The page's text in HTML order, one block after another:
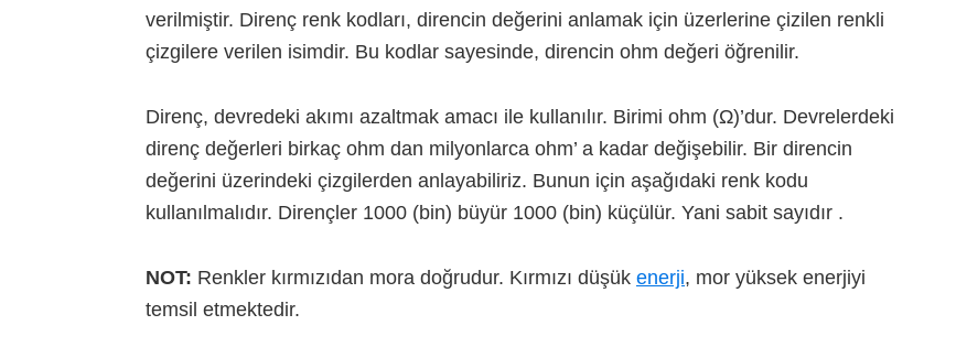
verilmiştir. Direnç renk kodları, direncin değerini anlamak için üzerlerine çizilen renkli
çizgilere verilen isimdir. Bu kodlar sayesinde, direncin ohm değeri öğrenilir.
Direnç, devredeki akımı azaltmak amacı ile kullanılır. Birimi ohm (Ω)’dur. Devrelerdeki
direnç değerleri birkaç ohm dan milyonlarca ohm’ a kadar değişebilir. Bir direncin
değerini üzerindeki çizgilerden anlayabiliriz. Bunun için aşağıdaki renk kodu
kullanılmalıdır. Dirençler 1000 (bin) büyür 1000 (bin) küçülür. Yani sabit sayıdır .
NOT: Renkler kırmızıdan mora doğrudur. Kırmızı düşük enerji, mor yüksek enerjiyi
temsil etmektedir.